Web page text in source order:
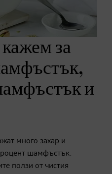
за
и
много захар и
шамфъстък.
ползи от чистия